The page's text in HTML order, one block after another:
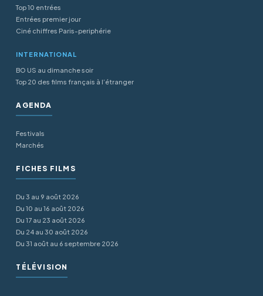
Top 10 entrées
Entrées premier jour
Ciné chiffres Paris-periphérie
INTERNATIONAL
BO US au dimanche soir
Top 20 des films français à l’étranger
AGENDA
Festivals
Marchés
FICHES FILMS
Du 3 au 9 août 2026
Du 10 au 16 août 2026
Du 17 au 23 août 2026
Du 24 au 30 août 2026
Du 31 août au 6 septembre 2026
TÉLÉVISION